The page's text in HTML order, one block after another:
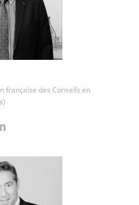
française des Conseils en